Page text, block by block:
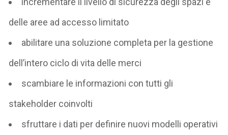
delle aree ad accesso limitato
abilitare una soluzione completa per la gestione
dell’intero ciclo di vita delle merci
scambiare le informazioni con tutti gli
stakeholder coinvolti
sfruttare i dati per definire nuovi modelli operativi